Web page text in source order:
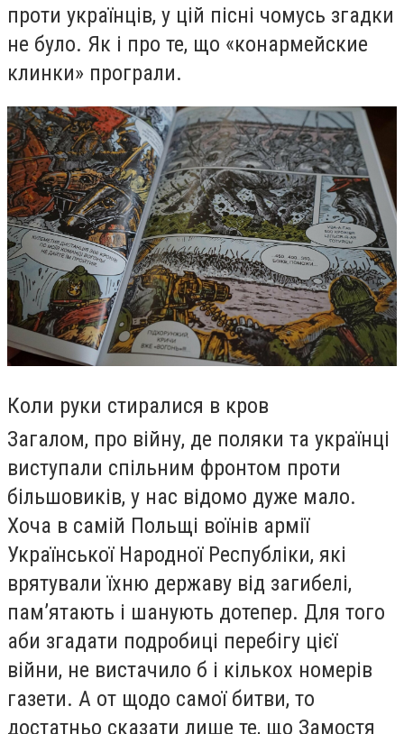
проти українців, у цій пісні чомусь згадки
не було. Як і про те, що «конармейские
клинки» програли.
Коли руки стиралися в кров
Загалом, про війну, де поляки та українці
виступали спільним фронтом проти
більшовиків, у нас відомо дуже мало.
Хоча в самій Польщі воїнів армії
Української Народної Республіки, які
врятували їхню державу від загибелі,
пам’ятають і шанують дотепер. Для того
аби згадати подробиці перебігу цієї
війни, не вистачило б і кількох номерів
газети. А от щодо самої битви, то
достатньо сказати лише те, що Замостя